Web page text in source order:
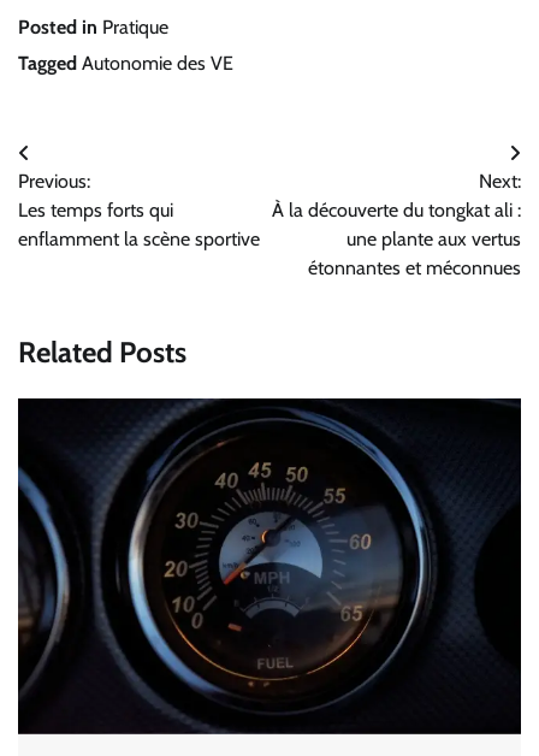
Posted in Pratique
Tagged Autonomie des VE
Navigation
de
l’article
Previous:
Les temps forts qui
enflamment la scène sportive
Next:
À la découverte du tongkat ali :
une plante aux vertus
étonnantes et méconnues
Related Posts